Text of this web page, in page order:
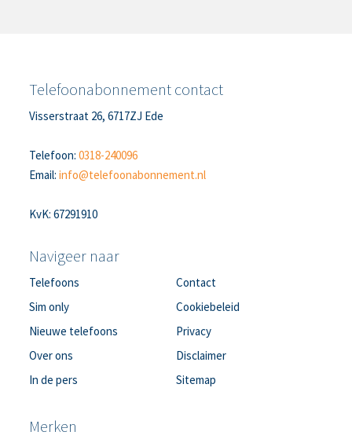
Telefoonabonnement contact
Visserstraat 26, 6717ZJ Ede
Telefoon:0318-240096
Email:info@telefoonabonnement.nl
KvK: 67291910
Navigeer naar
Telefoons
Sim only
Nieuwe telefoons
Over ons
In de pers
Contact
Cookiebeleid
Privacy
Disclaimer
Sitemap
Merken